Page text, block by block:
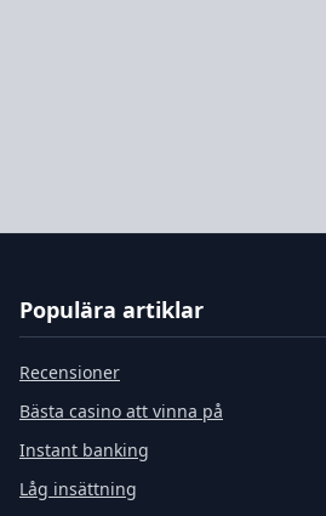
Populära artiklar
Recensioner
Bästa casino att vinna på
Instant banking
Låg insättning